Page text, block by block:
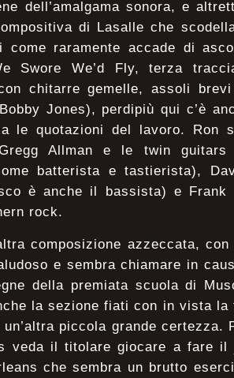
dell’amalgama sonora, e
di Lasalle che
come raramente accade di
Swore We’d Fly, terza
chitarre gemelle, assoli
Jones), perdipiù qui c’è
le quotazioni del lavoro. Ron
Allman e le twin
batterista e tastierista),
è anche il bassista) e Frank
rock.
composizione azzeccata,
e sembra chiamare in
della premiata scuola di
la sezione fiati con in vista
piccola grande certezza.
veda il titolare giocare a fare
che sembra un brutto